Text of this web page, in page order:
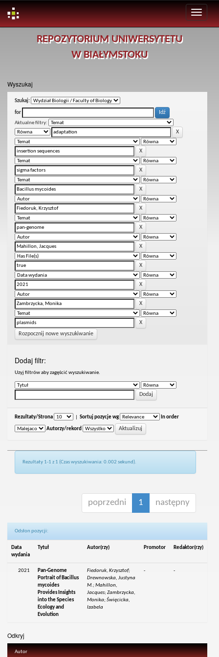
REPOZYTORIUM UNIWERSYTETU
W BIAŁYMSTOKU
Wyszukaj
Szukaj:
for
Aktualne filtry:
Rozpocznij nowe wyszukiwanie
Dodaj filtr:
Uzyj filtrów aby zagęścić wyszukiwanie.
Rezultaty/Strona Sortuj pozycje wg In order
Autorzy/rekord
Rezultaty 1-1 z 1 (Czas wyszukiwania: 0.002 sekund).
poprzedni 1 następny
Odsłon pozycji:
Data
wydania
Tytuł Autor(rzy) Promotor Redaktor(rzy)
2021
Pan-Genome
Portrait of Bacillus
mycoides
Provides Insights
into the Species
Ecology and
Evolution
Fiedoruk, Krzysztof;
Drewnowska, Justyna
M.; Mahillon,
Jacques; Zambrzycka,
Monika; Święcicka,
Izabela
- -
Odkryj
Autor